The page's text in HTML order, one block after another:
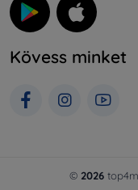
Kövess minket
© 2026